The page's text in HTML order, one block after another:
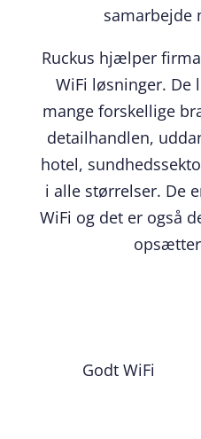
samarbejde
Ruckus hjælper
WiFi løsninger. De
mange forskellige
detailhandlen,
hotel,
i alle størrelser. De
WiFi og det er også
opsætter
Godt WiFi